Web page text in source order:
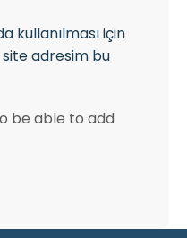
kullanılması için
adresim bu
be able to add